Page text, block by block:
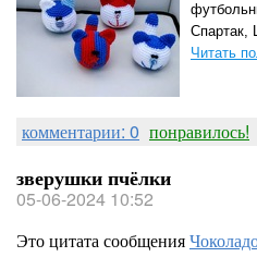
Спартак,
Читать
комментарии: 0 понравилось!
зверушки пчёлки
05-06-2024 10:52
Это цитата сообщения